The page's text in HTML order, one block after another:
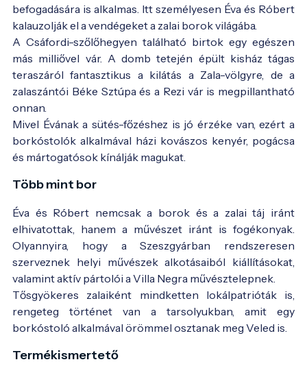
befogadására is alkalmas. Itt személyesen Éva és Róbert
kalauzolják el a vendégeket a zalai borok világába.
A Csáfordi-szőlőhegyen található birtok egy egészen
más milliővel vár. A domb tetején épült kisház tágas
teraszáról fantasztikus a kilátás a Zala-völgyre, de a
zalaszántói Béke Sztúpa és a Rezi vár is megpillantható
onnan.
Mivel Évának a sütés-főzéshez is jó érzéke van, ezért a
borkóstolók alkalmával házi kovászos kenyér, pogácsa
és mártogatósok kínálják magukat.
Több mint bor
Éva és Róbert nemcsak a borok és a zalai táj iránt
elhivatottak, hanem a művészet iránt is fogékonyak.
Olyannyira, hogy a Szeszgyárban rendszeresen
szerveznek helyi művészek alkotásaiból kiállításokat,
valamint aktív pártolói a Villa Negra művésztelepnek.
Tősgyökeres zalaiként mindketten lokálpatrióták is,
rengeteg történet van a tarsolyukban, amit egy
borkóstoló alkalmával örömmel osztanak meg Veled is.
Termékismertető